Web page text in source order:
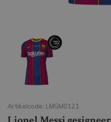
Artikelcode: LMGM0121